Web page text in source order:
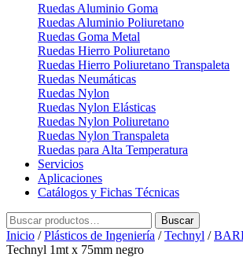
Ruedas Aluminio Goma
Ruedas Aluminio Poliuretano
Ruedas Goma Metal
Ruedas Hierro Poliuretano
Ruedas Hierro Poliuretano Transpaleta
Ruedas Neumáticas
Ruedas Nylon
Ruedas Nylon Elásticas
Ruedas Nylon Poliuretano
Ruedas Nylon Transpaleta
Ruedas para Alta Temperatura
Servicios
Aplicaciones
Catálogos y Fichas Técnicas
Buscar
por:
Buscar
Inicio /Plásticos de Ingeniería /Technyl /
Technyl 1mt x 75mm negro